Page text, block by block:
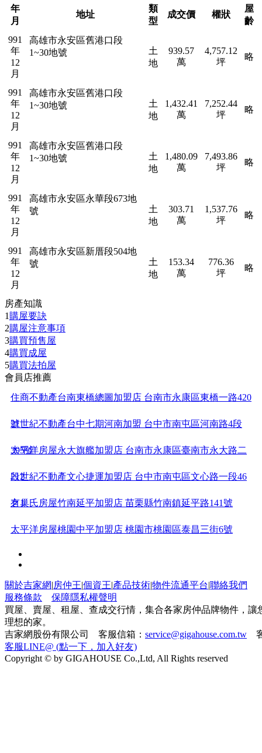
年
月
地址
類
型
成交價 權狀
屋
齡
991
年
12
月
高雄市永安區舊港口段
1~30地號
土
地
939.57
萬
4,757.12
坪
略
991
年
12
月
高雄市永安區舊港口段
1~30地號
土
地
1,432.41
萬
7,252.44
坪
略
991
年
12
月
高雄市永安區舊港口段
1~30地號
土
地
1,480.09
萬
7,493.86
坪
略
991
年
12
月
高雄市永安區永華段673地
號
土
地
303.71
萬
1,537.76
坪
略
991
年
12
月
高雄市永安區新厝段504地
號
土
地
153.34
萬
776.36
坪
略
房產知識
1 購屋要訣
2購屋注意事項
3購買預售屋
4購買成屋
5購買法拍屋
會員店推薦
住商不動產台南東橋總圖加盟店 台南市永康區東橋一路420
號
21世紀不動產台中七期河南加盟 台中市南屯區河南路4段
395號
太平洋房屋永大旗艦加盟店 台南市永康區臺南市永大路二
段2
21世紀不動產文心捷運加盟店 台中市南屯區文心路一段46
之1
有巢氏房屋竹南延平加盟店 苗栗縣竹南鎮延平路141號
太平洋房屋桃園中平加盟店 桃園市桃園區泰昌三街6號
吉家網不動產竹北加盟店 新竹縣竹北市光明六路99號
太平洋房屋嘉義大學加盟店 嘉義市嘉義市西區世賢路四段
96
太平洋房屋中和高中加盟店 新北市中和區員山路133號
住商不動產高雄大寮加盟店 高雄市大寮區鳳屏一路427號1
住商不動產屏東尊爵明正加盟店 屏東縣屏東市自由路381-2
關於吉家網|房仲王|個資王|產品技術|物件流通平台|聯絡我們
服務條款
保障隱私權聲明
買屋、賣屋、租屋、查成交行情，集合各家房仲品牌物件，
理想的家。
吉家網股份有限公司 客服信箱： service@gigahouse.com.tw
客服LINE@ (點一下，加入好友)
Copyright © by GIGAHOUSE Co.,Ltd, All Rights reserved